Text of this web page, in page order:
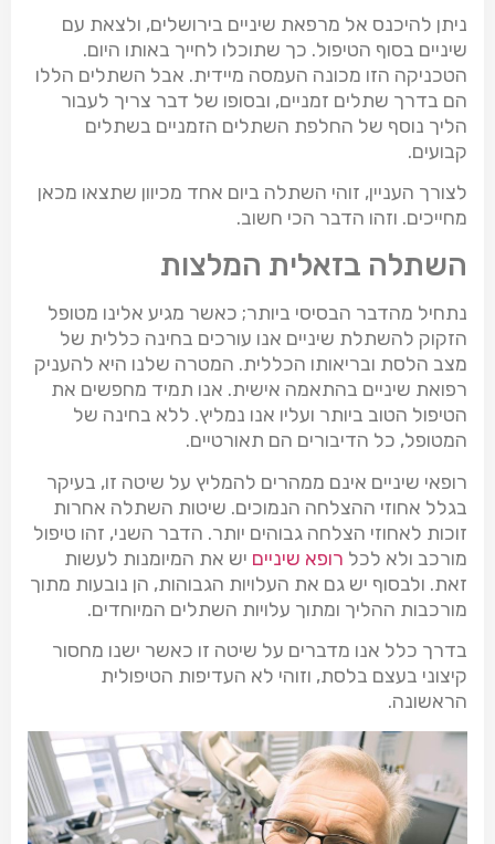
ניתן להיכנס אל מרפאת שיניים בירושלים, ולצאת עם
שיניים בסוף הטיפול. כך שתוכלו לחייך באותו היום.
הטכניקה הזו מכונה העמסה מיידית. אבל השתלים הללו
הם בדרך שתלים זמניים, ובסופו של דבר צריך לעבור
הליך נוסף של החלפת השתלים הזמניים בשתלים
קבועים.
לצורך העניין, זוהי השתלה ביום אחד מכיוון שתצאו מכאן
מחייכים. וזהו הדבר הכי חשוב.
השתלה בזאלית המלצות
נתחיל מהדבר הבסיסי ביותר; כאשר מגיע אלינו מטופל
הזקוק להשתלת שיניים אנו עורכים בחינה כללית של
מצב הלסת ובריאותו הכללית. המטרה שלנו היא להעניק
רפואת שיניים בהתאמה אישית. אנו תמיד מחפשים את
הטיפול הטוב ביותר ועליו אנו נמליץ. ללא בחינה של
המטופל, כל הדיבורים הם תאורטיים.
רופאי שיניים אינם ממהרים להמליץ על שיטה זו, בעיקר
בגלל אחוזי ההצלחה הנמוכים. שיטות השתלה אחרות
זוכות לאחוזי הצלחה גבוהים יותר. הדבר השני, זהו טיפול
מורכב ולא לכל רופא שיניים יש את המיומנות לעשות
זאת. ולבסוף יש גם את העלויות הגבוהות, הן נובעות מתוך
מורכבות ההליך ומתוך עלויות השתלים המיוחדים.
בדרך כלל אנו מדברים על שיטה זו כאשר ישנו מחסור
קיצוני בעצם בלסת, וזוהי לא העדיפות הטיפולית
הראשונה.